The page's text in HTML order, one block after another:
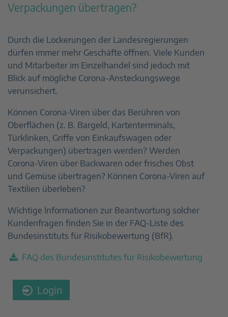
Verpackungen übertragen?
Durch die Lockerungen der Landesregierungen
dürfen immer mehr Geschäfte öffnen. Viele Kunden
und Mitarbeiter im Einzelhandel sind jedoch mit
Blick auf mögliche Corona-Ansteckungswege
verunsichert.
Können Corona-Viren über das Berühren von
Oberflächen (z. B. Bargeld, Kartenterminals,
Türklinken, Griffe von Einkaufswagen oder
Verpackungen) übertragen werden? Werden
Corona-Viren über Backwaren oder frisches Obst
und Gemüse übertragen? Können Corona-Viren auf
Textilien überleben?
Wichtige Informationen zur Beantwortung solcher
Kundenfragen finden Sie in der FAQ-Liste des
Bundesinstituts für Risikobewertung (BfR).
FAQ des Bundesinstitutes für Risikobewertung
Login